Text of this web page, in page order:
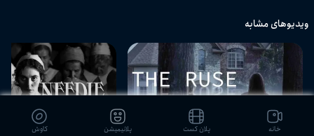
ویدیوهای مشابه
خانه پلان کست پلانیمیشن کاوش